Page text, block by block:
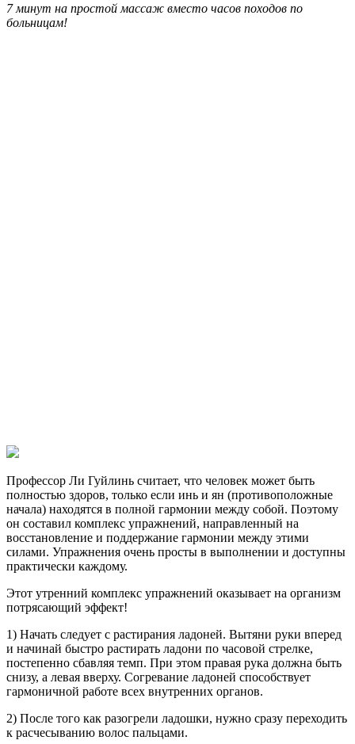
7 минут на простой массаж вместо часов походов по
больницам!
Профессор Ли Гуйлинь считает, что человек может быть
полностью здоров, только если инь и ян (противоположные
начала) находятся в полной гармонии между собой. Поэтому
он составил комплекс упражнений, направленный на
восстановление и поддержание гармонии между этими
силами. Упражнения очень просты в выполнении и доступны
практически каждому.
Этот утренний комплекс упражнений оказывает на организм
потрясающий эффект!
1) Начать следует с растирания ладоней. Вытяни руки вперед
и начинай быстро растирать ладони по часовой стрелке,
постепенно сбавляя темп. При этом правая рука должна быть
снизу, а левая вверху. Согревание ладоней способствует
гармоничной работе всех внутренних органов.
2) После того как разогрели ладошки, нужно сразу переходить
к расчесыванию волос пальцами.